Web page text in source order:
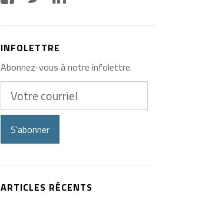
INFOLETTRE
Abonnez-vous à notre infolettre.
courriel
S'abonner
ARTICLES RÉCENTS